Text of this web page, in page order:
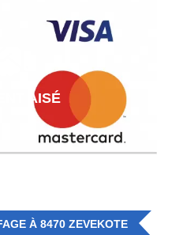
AISÉ
À 8470 ZEVEKOTE